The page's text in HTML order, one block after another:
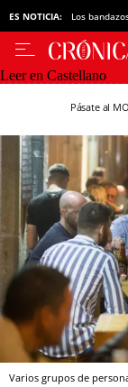
ES NOTICIA: Los
Leer en Castellano
Pásate al
Varios grupos de